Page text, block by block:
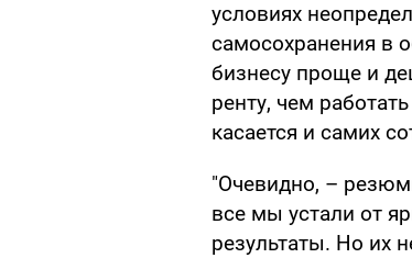
условиях
самосохранения в
бизнесу проще и
ренту, чем
касается и самих
"Очевидно, –
все мы устали от
результаты. Но их